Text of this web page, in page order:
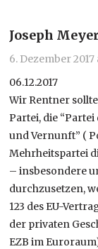
Joseph
6. Dezember 2017
06.12.2017
Wir Rentner
Partei, die
und Vernunft” (
Mehrheitspartei
– insbesondere
durchzusetzen,
123 des EU-
der privaten
EZB im